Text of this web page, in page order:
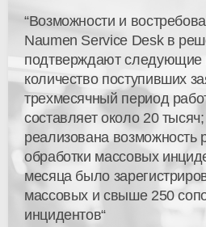
“Возможности и
Naumen Service Desk в
подтверждают следующие
количество поступивших
трехмесячный период
составляет около 20
реализована возможность
обработки массовых
месяца было
массовых и свыше 250
инцидентов“